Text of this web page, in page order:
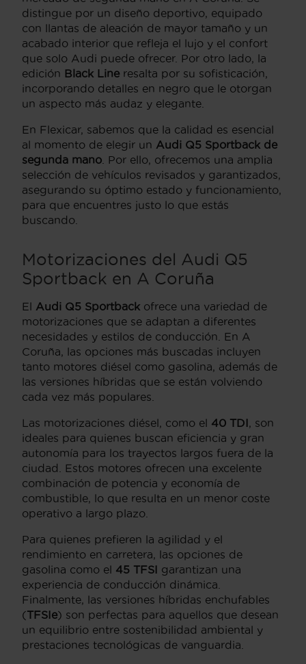
distingue por un diseño deportivo, equipado
con llantas de aleación de mayor tamaño y un
acabado interior que refleja el lujo y el confort
que solo Audi puede ofrecer. Por otro lado, la
edición Black Line resalta por su sofisticación,
incorporando detalles en negro que le otorgan
un aspecto más audaz y elegante.
En Flexicar, sabemos que la calidad es esencial
al momento de elegir un Audi Q5 Sportback de
segunda mano . Por ello, ofrecemos una amplia
selección de vehículos revisados y garantizados,
asegurando su óptimo estado y funcionamiento,
para que encuentres justo lo que estás
buscando.
Motorizaciones del Audi Q5
Sportback en A Coruña
El Audi Q5 Sportback ofrece una variedad de
motorizaciones que se adaptan a diferentes
necesidades y estilos de conducción. En A
Coruña, las opciones más buscadas incluyen
tanto motores diésel como gasolina, además de
las versiones híbridas que se están volviendo
cada vez más populares.
Las motorizaciones diésel, como el 40 TDI, son
ideales para quienes buscan eficiencia y gran
autonomía para los trayectos largos fuera de la
ciudad. Estos motores ofrecen una excelente
combinación de potencia y economía de
combustible, lo que resulta en un menor coste
operativo a largo plazo.
Para quienes prefieren la agilidad y el
rendimiento en carretera, las opciones de
gasolina como el 45 TFSI garantizan una
experiencia de conducción dinámica.
Finalmente, las versiones híbridas enchufables
(TFSIe) son perfectas para aquellos que desean
un equilibrio entre sostenibilidad ambiental y
prestaciones tecnológicas de vanguardia.